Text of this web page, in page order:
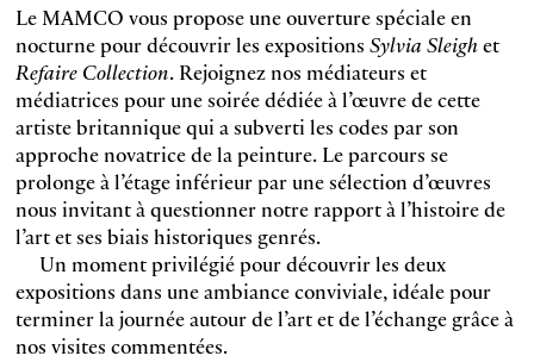
Le MAMCO vous propose une ouverture spéciale en
nocturne pour découvrir les expositions Sylvia Sleighet
Refaire Collection. Rejoignez nos médiateurs et
médiatrices pour une soirée dédiée à l’œuvre de cette
artiste britannique qui a subverti les codes par son
approche novatrice de la peinture. Le parcours se
prolonge à l’étage inférieur par une sélection d’œuvres
nous invitant à questionner notre rapport à l’histoire de
l’art et ses biais historiques genrés.
Un moment privilégié pour découvrir les deux
expositions dans une ambiance conviviale, idéale pour
terminer la journée autour de l’art et de l’échange grâce à
nos visites commentées.